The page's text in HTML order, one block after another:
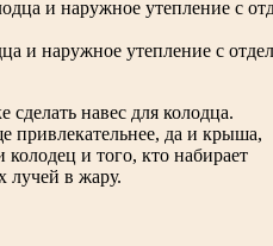
и наружное утепление с
навес для колодца.
привлекательнее, да и крыша,
и того, кто набирает
лучей в жару.